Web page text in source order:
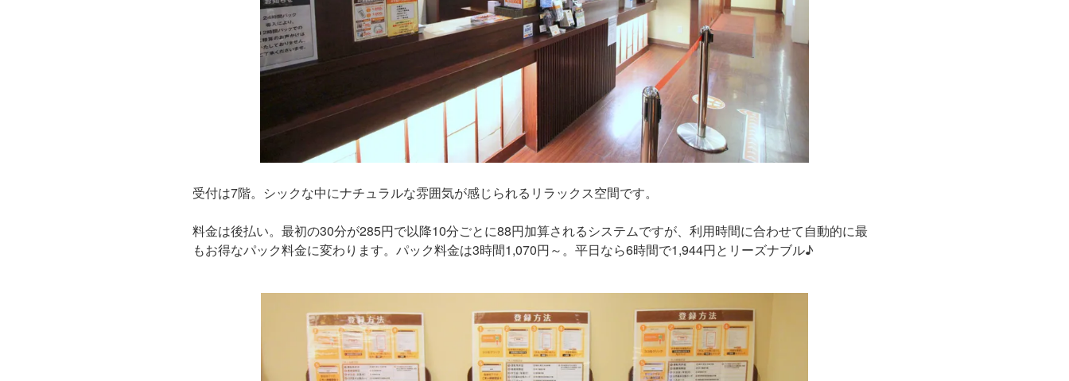
受付は7階。シックな中にナチュラルな雰囲気が感じられるリラックス空間です。
料金は後払い。最初の30分が285円で以降10分ごとに88円加算されるシステムですが、利用時間に合わせて自動的に最
もお得なパック料金に変わります。パック料金は3時間1,070円～。平日なら6時間で1,944円とリーズナブル♪